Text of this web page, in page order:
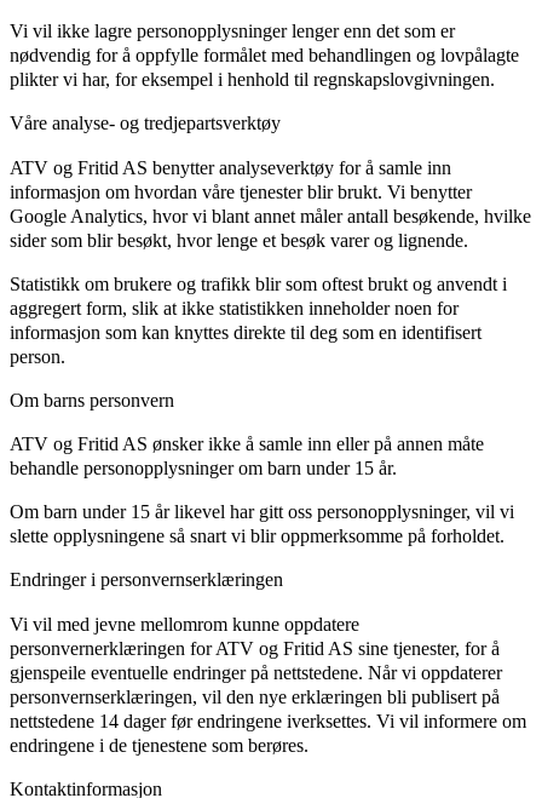
Vi vil ikke lagre personopplysninger lenger enn det som er
nødvendig for å oppfylle formålet med behandlingen og lovpålagte
plikter vi har, for eksempel i henhold til regnskapslovgivningen.
Våre analyse- og tredjepartsverktøy
ATV og Fritid AS benytter analyseverktøy for å samle inn
informasjon om hvordan våre tjenester blir brukt. Vi benytter
Google Analytics, hvor vi blant annet måler antall besøkende, hvilke
sider som blir besøkt, hvor lenge et besøk varer og lignende.
Statistikk om brukere og trafikk blir som oftest brukt og anvendt i
aggregert form, slik at ikke statistikken inneholder noen for
informasjon som kan knyttes direkte til deg som en identifisert
person.
Om barns personvern
ATV og Fritid AS ønsker ikke å samle inn eller på annen måte
behandle personopplysninger om barn under 15 år.
Om barn under 15 år likevel har gitt oss personopplysninger, vil vi
slette opplysningene så snart vi blir oppmerksomme på forholdet.
Endringer i personvernserklæringen
Vi vil med jevne mellomrom kunne oppdatere
personvernerklæringen for ATV og Fritid AS sine tjenester, for å
gjenspeile eventuelle endringer på nettstedene. Når vi oppdaterer
personvernserklæringen, vil den nye erklæringen bli publisert på
nettstedene 14 dager før endringene iverksettes. Vi vil informere om
endringene i de tjenestene som berøres.
Kontaktinformasjon